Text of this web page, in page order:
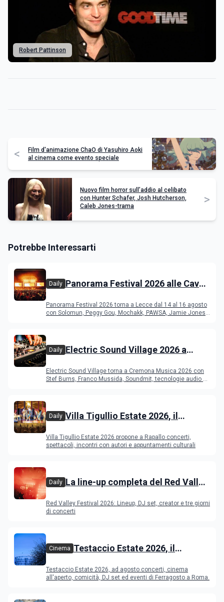
Robert Pattinson
<
Film d'animazione ChaO di Yasuhiro Aoki
al cinema come evento speciale
Nuovo film horror sull’addio al celibato
con Hunter Schafer, Josh Hutcherson,
Caleb Jones-trama
>
Potrebbe Interessarti
Daily Panorama Festival 2026 alle Cave
programma
Panorama Festival 2026 torna a Lecce dal 14 al 16 agosto
con Solomun, Peggy Gou, Mochakk, PAWSA, Jamie Jones
Daily Electric Sound Village 2026 a
Young Band Contest, il programma
Electric Sound Village torna a Cremona Musica 2026 con
Stef Burns, Franco Mussida, Soundmit, tecnologie audio e
Daily Villa Tigullio Estate 2026, il
Villa Tigullio Estate 2026 propone a Rapallo concerti,
spettacoli, incontri con autori e appuntamenti culturali
Daily La line-up completa del Red Valley
Red Valley Festival 2026: Lineup, DJ set, creator e tre giorni
di concerti
Cinema Testaccio Estate 2026, il
Ferragosto
Testaccio Estate 2026, ad agosto concerti, cinema
all'aperto, comicità, DJ set ed eventi di Ferragosto a Roma.